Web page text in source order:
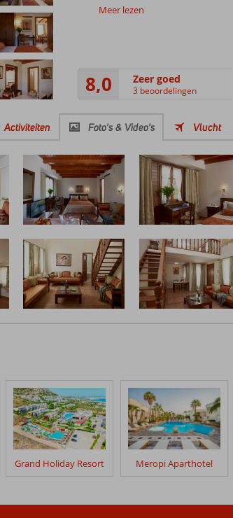
Meer lezen
8,0 Zeer goed
3 beoordelingen
Activiteiten Foto's & Video's Vlucht
Grand Holiday Resort Meropi Aparthotel